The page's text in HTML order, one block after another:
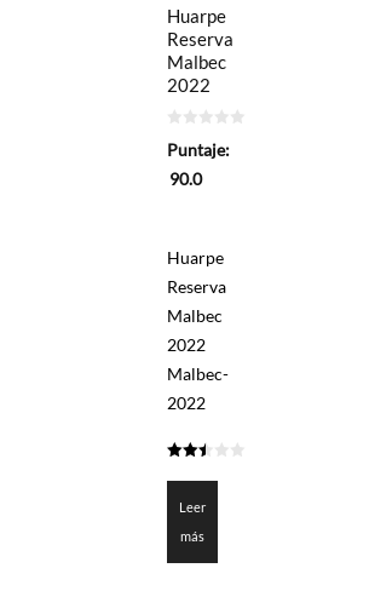
Huarpe
Reserva
Malbec
2022
de
Puntaje:
90.0
Huarpe
Reserva
Malbec
2022
Malbec-
2022
de 5
Leer
más